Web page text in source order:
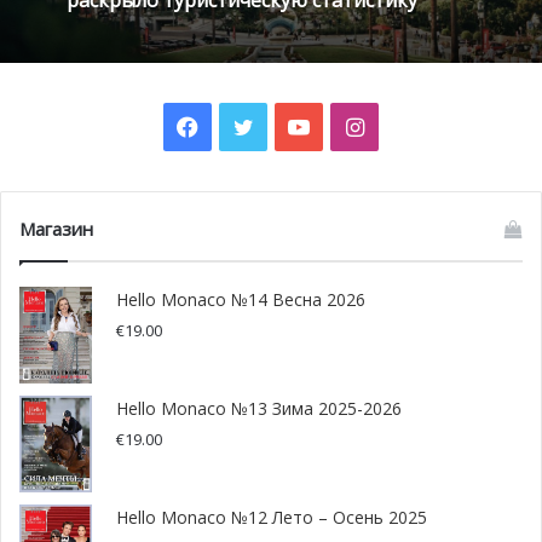
была успешно эвакуирована.
на прошлой неделе 14 монегасских и французских
спасателей были награждены за мужество и отвагу в
Facebook
TwitterYouTubeInstagram
Магазин
Hello Monaco №14 Весна 2026
€19.00
Hello Monaco №13 Зима 2025-2026
€19.00
Hello Monaco №12 Лето – Осень 2025